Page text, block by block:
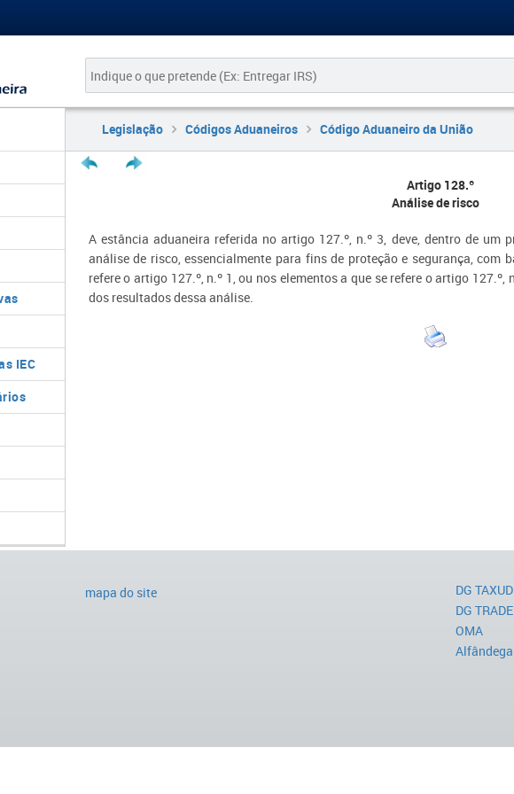
IEC
Legislação Códigos Aduaneiros Código Aduaneiro da União
Artigo 128.º
Análise de risco
A estância aduaneira referida no artigo 127.º, n.º 3, deve, dentro de um
análise de risco, essencialmente para fins de proteção e segurança, com
refere o artigo 127.º, n.º 1, ou nos elementos a que se refere o artigo
dos resultados dessa análise.
mapa do site
DG TAXUD
DG TRADE
OMA